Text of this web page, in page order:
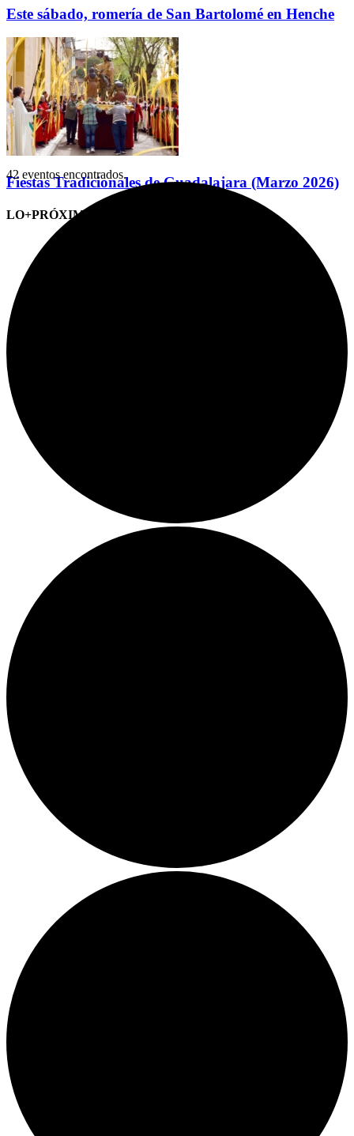
Este sábado, romería de San Bartolomé en Henche
Fiestas Tradicionales de Guadalajara (Marzo 2026)
LO+PRÓXIMO (CITAS)
42 eventos encontrados.